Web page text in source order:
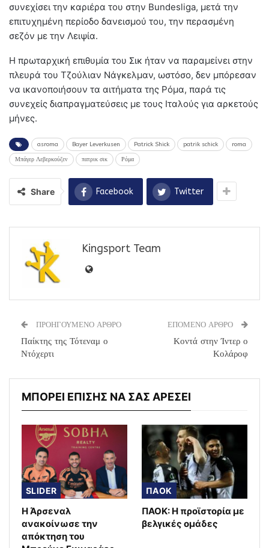
συνεχίσει την καριέρα του στην Bundesliga, μετά την
επιτυχημένη περίοδο δανεισμού του, την περασμένη
σεζόν με την Λειψία.
Η πρωταρχική επιθυμία του Σικ ήταν να παραμείνει στην
πλευρά του Τζούλιαν Νάγκελμαν, ωστόσο, δεν μπόρεσαν
να ικανοποιήσουν τα αιτήματα της Ρόμα, παρά τις
συνεχείς διαπραγματεύσεις με τους Ιταλούς για αρκετούς
μήνες.
asroma Bayer Leverkusen Patrick Shick patrik schick roma
Μπάγερ Λεβερκούζεν πατρικ σικ Ρόμα
Share Facebook Twitter
Kingsport Team
ΠΡΟΗΓΟΥΜΕΝΟ ΑΡΘΡΟ
Παίκτης της Τότεναμ ο
Ντόχερτι
ΕΠΟΜΕΝΟ ΑΡΘΡΟ
Κοντά στην Ίντερ ο
Κολάροφ
ΜΠΟΡΕΙ ΕΠΙΣΗΣ ΝΑ ΣΑΣ ΑΡΕΣΕΙ
SLIDER
Η Άρσεναλ
ανακοίνωσε την
απόκτηση του
ΠΑΟΚ
ΠΑΟΚ: Η προϊστορία με
βελγικές ομάδες